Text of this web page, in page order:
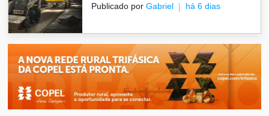
Publicado por Gabriel há 6 dias